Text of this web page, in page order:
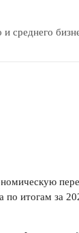
среднего
по итогам за